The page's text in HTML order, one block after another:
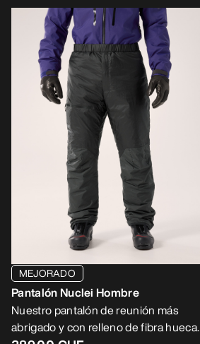
MEJORADO
Pantalón Nuclei Hombre
Nuestro pantalón de reunión más
abrigado y con relleno de fibra hueca.